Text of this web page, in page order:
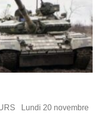
Lundi 20 novembre